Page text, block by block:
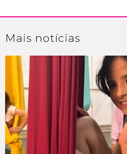
Mais notícias